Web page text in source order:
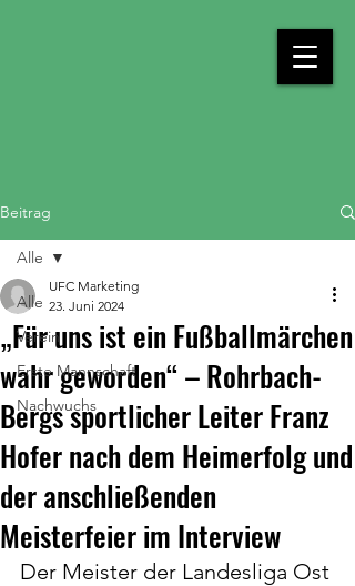
Beitrag
Alle
Verein
Erste Mannschaft
Nachwuchs
Alle
„Für uns ist ein Fußballmärchen
wahr geworden“ – Rohrbach-
Bergs sportlicher Leiter Franz
Hofer nach dem Heimerfolg und
der anschließenden
Meisterfeier im Interview
UFC Marketing
23. Juni 2024
Der Meister der Landesliga Ost